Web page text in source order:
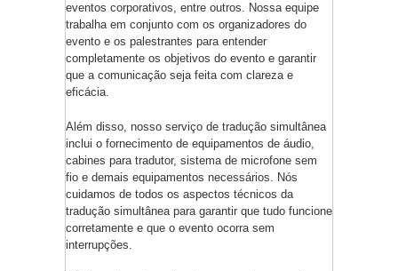
eventos corporativos, entre outros. Nossa equipe
trabalha em conjunto com os organizadores do
evento e os palestrantes para entender
completamente os objetivos do evento e garantir
que a comunicação seja feita com clareza e
eficácia.
Além disso, nosso serviço de tradução simultânea
inclui o fornecimento de equipamentos de áudio,
cabines para tradutor, sistema de microfone sem
fio e demais equipamentos necessários. Nós
cuidamos de todos os aspectos técnicos da
tradução simultânea para garantir que tudo funcione
corretamente e que o evento ocorra sem
interrupções.